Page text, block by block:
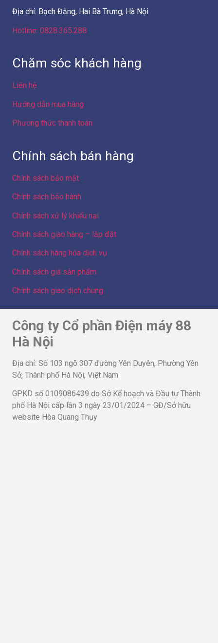
Địa chỉ: Bạch Đằng, Hai Bà Trưng, Hà Nội
Hotline: 0828.365.288
Chăm sóc khách hàng
Liên hệ
Hướng dẫn mua hàng
Phương thức thanh toán
Chính sách bán hàng
Chính sách bảo mật
Chính sách bảo hành
Chính sách xử lý khiếu nại
Chính sách giao hàng – lắp đặt
Chính sách hàng hóa dịch vụ
Chính sách giá sản phẩm
Chính sách giao dịch chung
Công ty Cổ phần Điện máy 88
Hà Nội
Địa chỉ: Số 103 ngõ 307 đường Yên Duyên, Phường Yên
Sở, Thành phố Hà Nội, Việt Nam
GPKD số 0109086439 do Sở Kế hoạch và Đầu tư Thành
phố Hà Nội cấp lần 3 ngày 23/01/2024 – GĐ/Sở hữu
website Hòa Quang Thụy